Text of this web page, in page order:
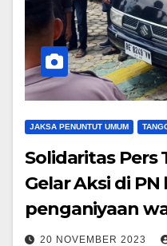
JAKSA PENUNTUT UMUM
Solidaritas Pers
Gelar Aksi di
penganiyaan
20 NOVEMBER 2023